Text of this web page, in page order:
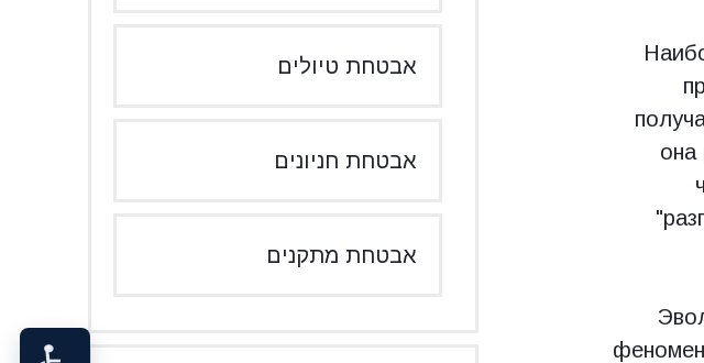
она
אבטחת טיולים
אבטחת חניונים
אבטחת מתקנים